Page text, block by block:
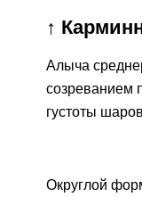
↑
Алыча
созреванием
густоты
Округлой